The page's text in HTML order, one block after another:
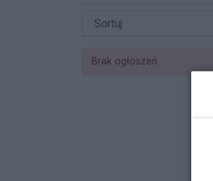
Brak ogłoszeń